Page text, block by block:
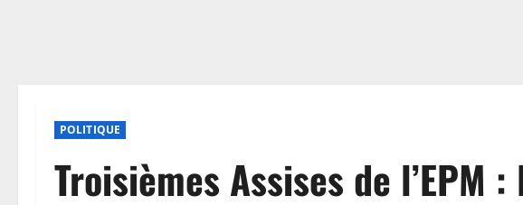
POLITIQUE
Troisièmes Assises de l’EPM